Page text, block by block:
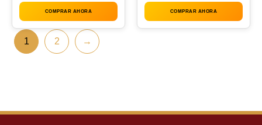
COMPRAR AHORA COMPRAR AHORA
1 2 →